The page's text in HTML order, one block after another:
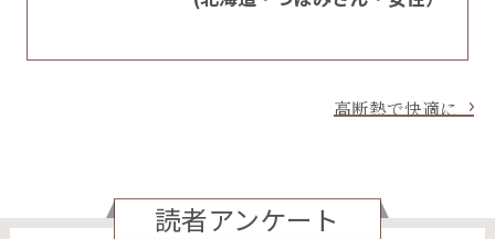
高断熱で快適に
読者アンケート